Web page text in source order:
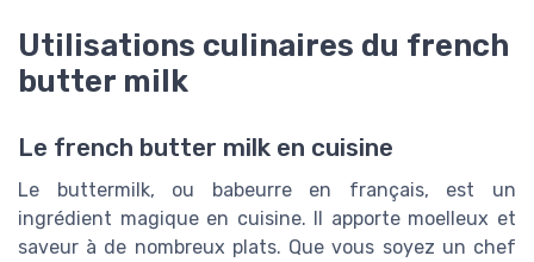
Utilisations culinaires du french
butter milk
Le french butter milk en cuisine
Le buttermilk, ou babeurre en français, est un
ingrédient magique en cuisine. Il apporte moelleux et
saveur à de nombreux plats. Que vous soyez un chef